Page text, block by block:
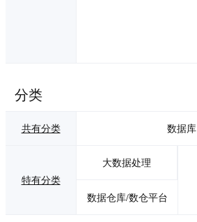
分类
共有分类 数据库
特有分类
大数据处理
数据仓库/数仓平台